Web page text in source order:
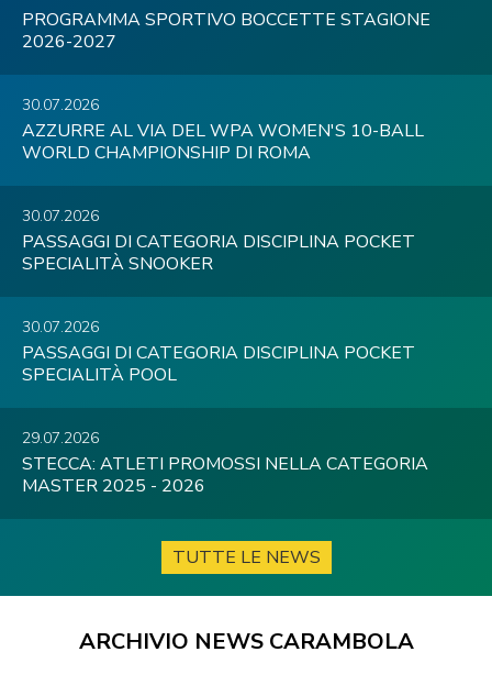
PROGRAMMA SPORTIVO BOCCETTE STAGIONE
2026-2027
30.07.2026
AZZURRE AL VIA DEL WPA WOMEN'S 10-BALL
WORLD CHAMPIONSHIP DI ROMA
30.07.2026
PASSAGGI DI CATEGORIA DISCIPLINA POCKET
SPECIALITÀ SNOOKER
30.07.2026
PASSAGGI DI CATEGORIA DISCIPLINA POCKET
SPECIALITÀ POOL
29.07.2026
STECCA: ATLETI PROMOSSI NELLA CATEGORIA
MASTER 2025 - 2026
TUTTE LE NEWS
ARCHIVIO NEWS CARAMBOLA